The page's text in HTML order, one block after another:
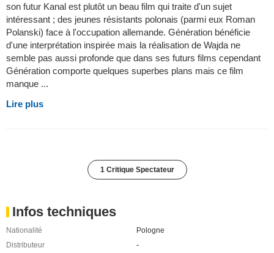
son futur Kanal est plutôt un beau film qui traite d'un sujet
intéressant ; des jeunes résistants polonais (parmi eux Roman
Polanski) face à l'occupation allemande. Génération bénéficie
d'une interprétation inspirée mais la réalisation de Wajda ne
semble pas aussi profonde que dans ses futurs films cependant
Génération comporte quelques superbes plans mais ce film
manque ...
Lire plus
1 Critique Spectateur
Infos techniques
Nationalité
Pologne
Distributeur
-